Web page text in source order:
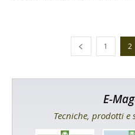
1 2
E-
Tecniche, prodotti e